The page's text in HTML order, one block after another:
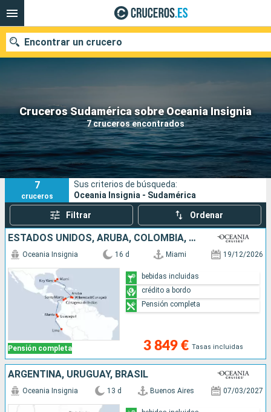
Cruceros Sudamérica sobre Oceania Insignia
7 cruceros encontrados
Encontrar un crucero
Nuestros destinos
Fecha de salida
Puertos Compañías
Buscar
7
cruceros
Sus criterios de búsqueda:
Oceania Insignia - Sudamérica
Filtrar Ordenar
ESTADOS UNIDOS, ARUBA, COLOMBIA, ECUADOR, PERÚ
Pensión completa
Oceania Insignia 16 d Miami 19/12/2026
3 849 € Tasas incluidas
bebidas incluidas
crédito a bordo
Pensión completa
ARGENTINA, URUGUAY, BRASIL
Oceania Insignia 13 d Buenos Aires 07/03/2027